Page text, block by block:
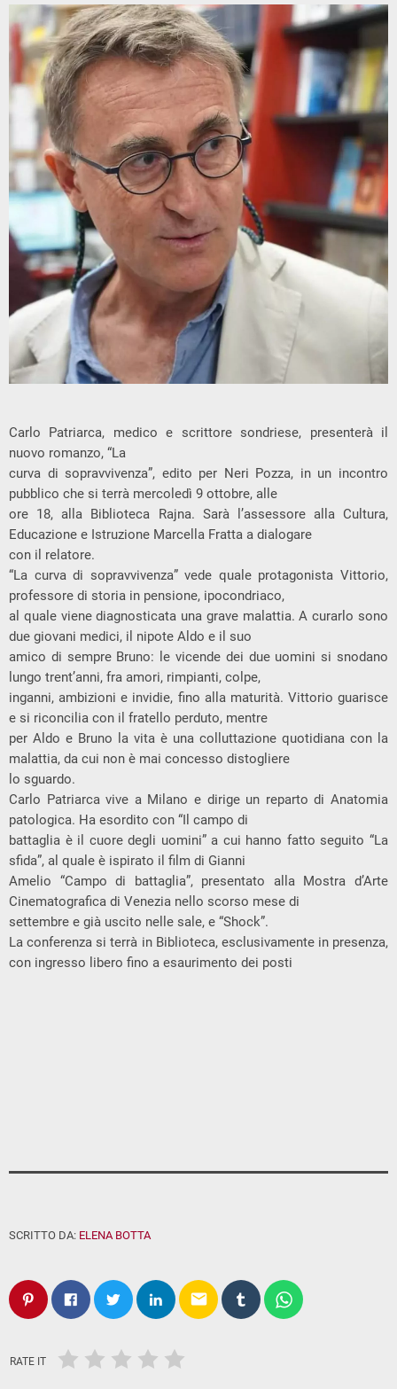
Carlo Patriarca, medico e scrittore sondriese, presenterà il
nuovo romanzo, “La
curva di sopravvivenza”, edito per Neri Pozza, in un incontro
pubblico che si terrà mercoledì 9 ottobre, alle
ore 18, alla Biblioteca Rajna. Sarà l’assessore alla Cultura,
Educazione e Istruzione Marcella Fratta a dialogare
con il relatore.
“La curva di sopravvivenza” vede quale protagonista Vittorio,
professore di storia in pensione, ipocondriaco,
al quale viene diagnosticata una grave malattia. A curarlo sono
due giovani medici, il nipote Aldo e il suo
amico di sempre Bruno: le vicende dei due uomini si snodano
lungo trent’anni, fra amori, rimpianti, colpe,
inganni, ambizioni e invidie, fino alla maturità. Vittorio guarisce
e si riconcilia con il fratello perduto, mentre
per Aldo e Bruno la vita è una colluttazione quotidiana con la
malattia, da cui non è mai concesso distogliere
lo sguardo.
Carlo Patriarca vive a Milano e dirige un reparto di Anatomia
patologica. Ha esordito con “Il campo di
battaglia è il cuore degli uomini” a cui hanno fatto seguito “La
sfida”, al quale è ispirato il film di Gianni
Amelio “Campo di battaglia”, presentato alla Mostra d’Arte
Cinematografica di Venezia nello scorso mese di
settembre e già uscito nelle sale, e “Shock”.
La conferenza si terrà in Biblioteca, esclusivamente in presenza,
con ingresso libero fino a esaurimento dei posti
SCRITTO DA: ELENA BOTTA
email
RATE IT